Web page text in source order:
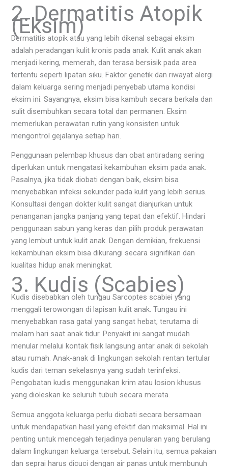
2. Dermatitis Atopik
(Eksim)
Dermatitis atopik atau yang lebih dikenal sebagai eksim
adalah peradangan kulit kronis pada anak. Kulit anak akan
menjadi kering, memerah, dan terasa bersisik pada area
tertentu seperti lipatan siku. Faktor genetik dan riwayat alergi
dalam keluarga sering menjadi penyebab utama kondisi
eksim ini. Sayangnya, eksim bisa kambuh secara berkala dan
sulit disembuhkan secara total dan permanen. Eksim
memerlukan perawatan rutin yang konsisten untuk
mengontrol gejalanya setiap hari.
Penggunaan pelembap khusus dan obat antiradang sering
diperlukan untuk mengatasi kekambuhan eksim pada anak.
Pasalnya, jika tidak diobati dengan baik, eksim bisa
menyebabkan infeksi sekunder pada kulit yang lebih serius.
Konsultasi dengan dokter kulit sangat dianjurkan untuk
penanganan jangka panjang yang tepat dan efektif. Hindari
penggunaan sabun yang keras dan pilih produk perawatan
yang lembut untuk kulit anak. Dengan demikian, frekuensi
kekambuhan eksim bisa dikurangi secara signifikan dan
kualitas hidup anak meningkat.
3. Kudis (Scabies)
Kudis disebabkan oleh tungau Sarcoptes scabiei yang
menggali terowongan di lapisan kulit anak. Tungau ini
menyebabkan rasa gatal yang sangat hebat, terutama di
malam hari saat anak tidur. Penyakit ini sangat mudah
menular melalui kontak fisik langsung antar anak di sekolah
atau rumah. Anak-anak di lingkungan sekolah rentan tertular
kudis dari teman sekelasnya yang sudah terinfeksi.
Pengobatan kudis menggunakan krim atau losion khusus
yang dioleskan ke seluruh tubuh secara merata.
Semua anggota keluarga perlu diobati secara bersamaan
untuk mendapatkan hasil yang efektif dan maksimal. Hal ini
penting untuk mencegah terjadinya penularan yang berulang
dalam lingkungan keluarga tersebut. Selain itu, semua pakaian
dan seprai harus dicuci dengan air panas untuk membunuh